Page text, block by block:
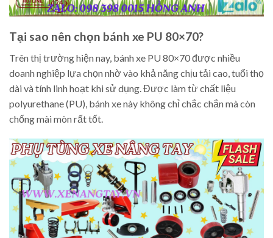
Tại sao nên chọn bánh xe PU 80×70?
Trên thị trường hiện nay, bánh xe PU 80×70 được nhiều
doanh nghiệp lựa chọn nhờ vào khả năng chịu tải cao, tuổi thọ
dài và tính linh hoạt khi sử dụng. Được làm từ chất liệu
polyurethane (PU), bánh xe này không chỉ chắc chắn mà còn
chống mài mòn rất tốt.